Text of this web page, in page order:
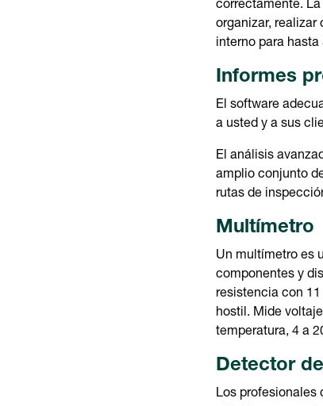
correctamente.
organizar, realizar
interno para
Informes
El software
a usted y a sus
El análisis
amplio conjunto
rutas de
Multímetro
Un multímetro es
componentes y
resistencia con
hostil. Mide
temperatura, 4 a
Detector
Los profesionales